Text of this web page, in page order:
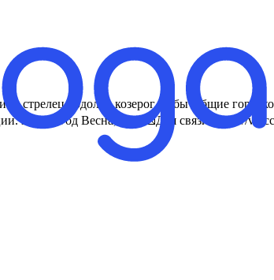
стрелец водолей козерог рыбы Общие
новый год Весна, май 💌Для связи: https://